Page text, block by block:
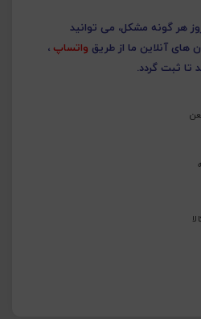
هر گونه مشکل، می توانید
های آنلاین ما از طریق واتساپ ،
تا ثبت گردد.